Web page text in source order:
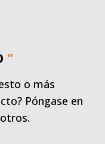
"
o más
Póngase en